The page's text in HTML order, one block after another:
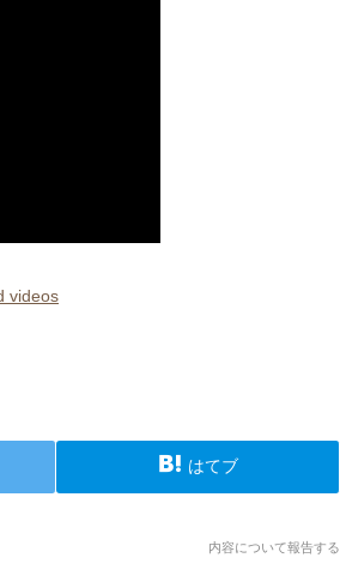
videos
はてブ
内容について報告する